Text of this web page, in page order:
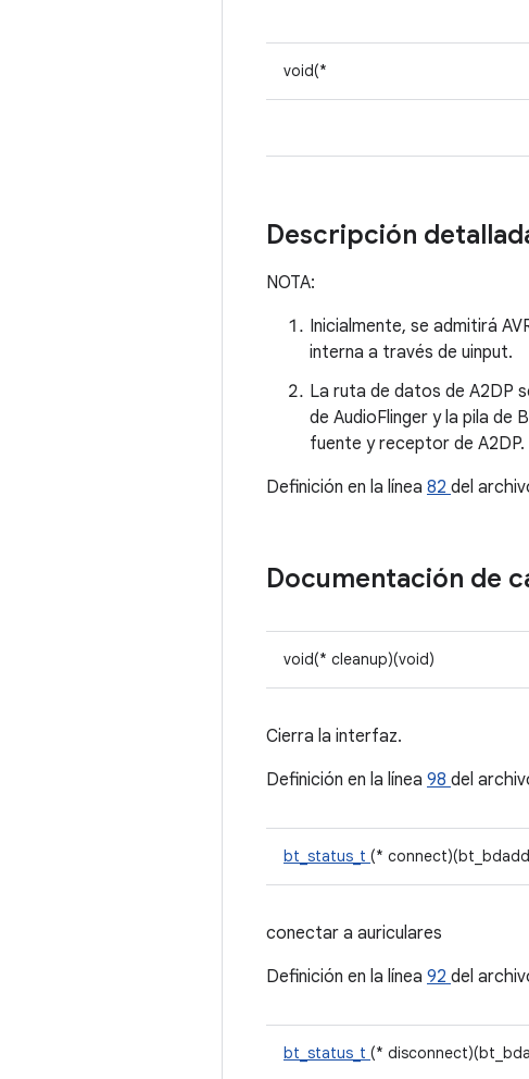
void(*
Descripción
NOTA:
Inicialmente, se admitirá
interna a través de uinput.
La ruta de datos de A2DP
de AudioFlinger y la pila de
fuente y receptor de A2DP.
Definición en la línea 82 del
Documentación de
void(* cleanup)(void)
Cierra la interfaz.
Definición en la línea 98 del
bt_status_t (*
conectar a auriculares
Definición en la línea 92 del
bt_status_t (*